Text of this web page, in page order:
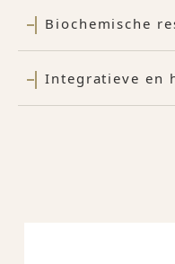
Biochemische
Integratieve en